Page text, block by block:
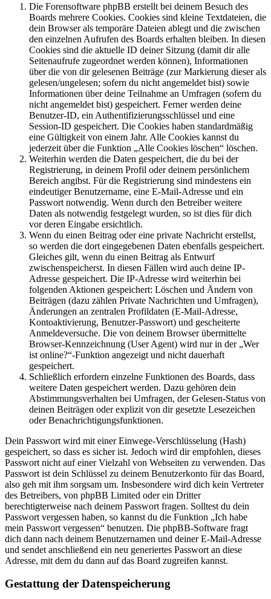
Die Forensoftware phpBB erstellt bei deinem Besuch des
Boards mehrere Cookies. Cookies sind kleine Textdateien, die
dein Browser als temporäre Dateien ablegt und die zwischen
den einzelnen Aufrufen des Boards erhalten bleiben. In diesen
Cookies sind die aktuelle ID deiner Sitzung (damit dir alle
Seitenaufrufe zugeordnet werden können), Informationen
über die von dir gelesenen Beiträge (zur Markierung dieser als
gelesen/ungelesen; sofern du nicht angemeldet bist) sowie
Informationen über deine Teilnahme an Umfragen (sofern du
nicht angemeldet bist) gespeichert. Ferner werden deine
Benutzer-ID, ein Authentifizierungsschlüssel und eine
Session-ID gespeichert. Die Cookies haben standardmäßig
eine Gültigkeit von einem Jahr. Alle Cookies kannst du
jederzeit über die Funktion „Alle Cookies löschen“ löschen.
Weiterhin werden die Daten gespeichert, die du bei der
Registrierung, in deinem Profil oder deinem persönlichem
Bereich angibst. Für die Registrierung sind mindestens ein
eindeutiger Benutzername, eine E-Mail-Adresse und ein
Passwort notwendig. Wenn durch den Betreiber weitere
Daten als notwendig festgelegt wurden, so ist dies für dich
vor deren Eingabe ersichtlich.
Wenn du einen Beitrag oder eine private Nachricht erstellst,
so werden die dort eingegebenen Daten ebenfalls gespeichert.
Gleiches gilt, wenn du einen Beitrag als Entwurf
zwischenspeicherst. In diesen Fällen wird auch deine IP-
Adresse gespeichert. Die IP-Adresse wird weiterhin bei
folgenden Aktionen gespeichert: Löschen und Ändern von
Beiträgen (dazu zählen Private Nachrichten und Umfragen),
Änderungen an zentralen Profildaten (E-Mail-Adresse,
Kontoaktivierung, Benutzer-Passwort) und gescheiterte
Anmeldeversuche. Die von deinem Browser übermittelte
Browser-Kennzeichnung (User Agent) wird nur in der „Wer
ist online?“-Funktion angezeigt und nicht dauerhaft
gespeichert.
Schließlich erfordern einzelne Funktionen des Boards, dass
weitere Daten gespeichert werden. Dazu gehören dein
Abstimmungsverhalten bei Umfragen, der Gelesen-Status von
deinen Beiträgen oder explizit von dir gesetzte Lesezeichen
oder Benachrichtigungsfunktionen.
Dein Passwort wird mit einer Einwege-Verschlüsselung (Hash)
gespeichert, so dass es sicher ist. Jedoch wird dir empfohlen, dieses
Passwort nicht auf einer Vielzahl von Webseiten zu verwenden. Das
Passwort ist dein Schlüssel zu deinem Benutzerkonto für das Board,
also geh mit ihm sorgsam um. Insbesondere wird dich kein Vertreter
des Betreibers, von phpBB Limited oder ein Dritter
berechtigterweise nach deinem Passwort fragen. Solltest du dein
Passwort vergessen haben, so kannst du die Funktion „Ich habe
mein Passwort vergessen“ benutzen. Die phpBB-Software fragt
dich dann nach deinem Benutzernamen und deiner E-Mail-Adresse
und sendet anschließend ein neu generiertes Passwort an diese
Adresse, mit dem du dann auf das Board zugreifen kannst.
Gestattung der Datenspeicherung